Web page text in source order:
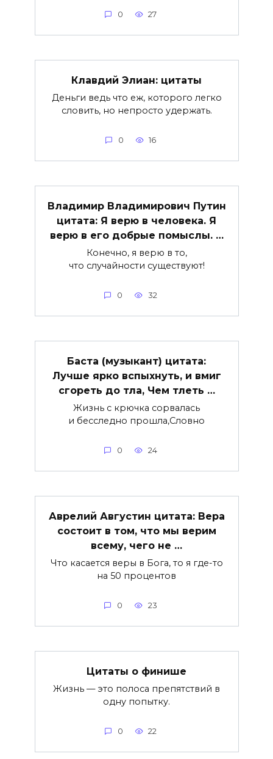
0 27
Клавдий Элиан: цитаты
Деньги ведь что еж, которого легко
словить, но непросто удержать.
0 16
Владимир Владимирович Путин
цитата: Я верю в человека. Я
верю в его добрые помыслы. …
Конечно, я верю в то,
что случайности существуют!
0 32
Баста (музыкант) цитата:
Лучше ярко вспыхнуть, и вмиг
сгореть до тла, Чем тлеть …
Жизнь с крючка сорвалась
и бесследно прошла,Словно
0 24
Аврелий Августин цитата: Вера
состоит в том, что мы верим
всему, чего не …
Что касается веры в Бога, то я где-то
на 50 процентов
0 23
Цитаты о финише
Жизнь — это полоса препятствий в
одну попытку.
0 22